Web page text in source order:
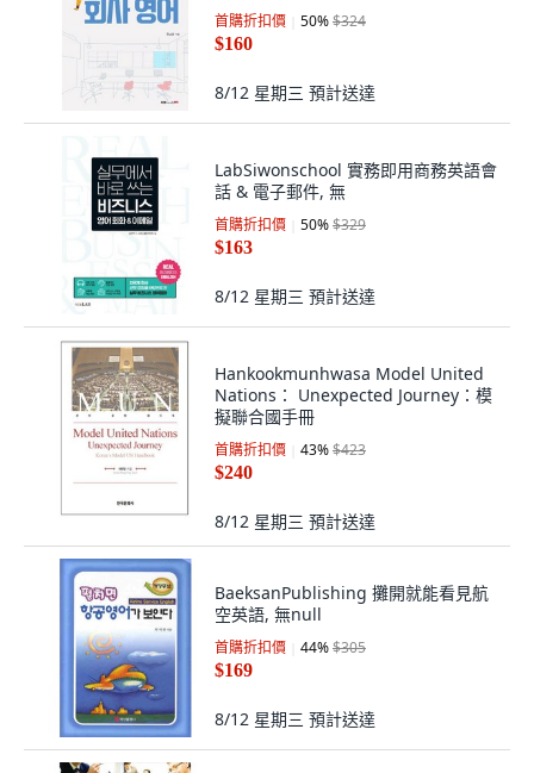
首購折扣價 50%$324
$160
8/12 星期三 預計送達
LabSiwonschool 實務即用商務英語會
話 & 電子郵件, 無
首購折扣價 50%$329
$163
8/12 星期三 預計送達
Hankookmunhwasa Model United
Nations： Unexpected Journey：模
擬聯合國手冊
首購折扣價 43%$423
$240
8/12 星期三 預計送達
BaeksanPublishing 攤開就能看見航
空英語, 無null
首購折扣價 44%$305
$169
8/12 星期三 預計送達